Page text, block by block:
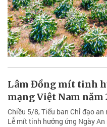
Lâm Đồng mít tinh
mạng Việt Nam năm
Chiều 5/8, Tiểu ban Chỉ đạo
Lễ mít tinh hưởng ứng Ngày